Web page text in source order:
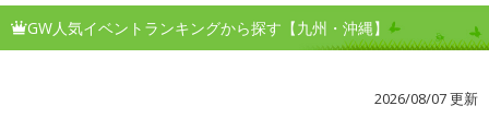
GW人気イベントランキングから探す【九州・沖縄】
2026/08/07 更新